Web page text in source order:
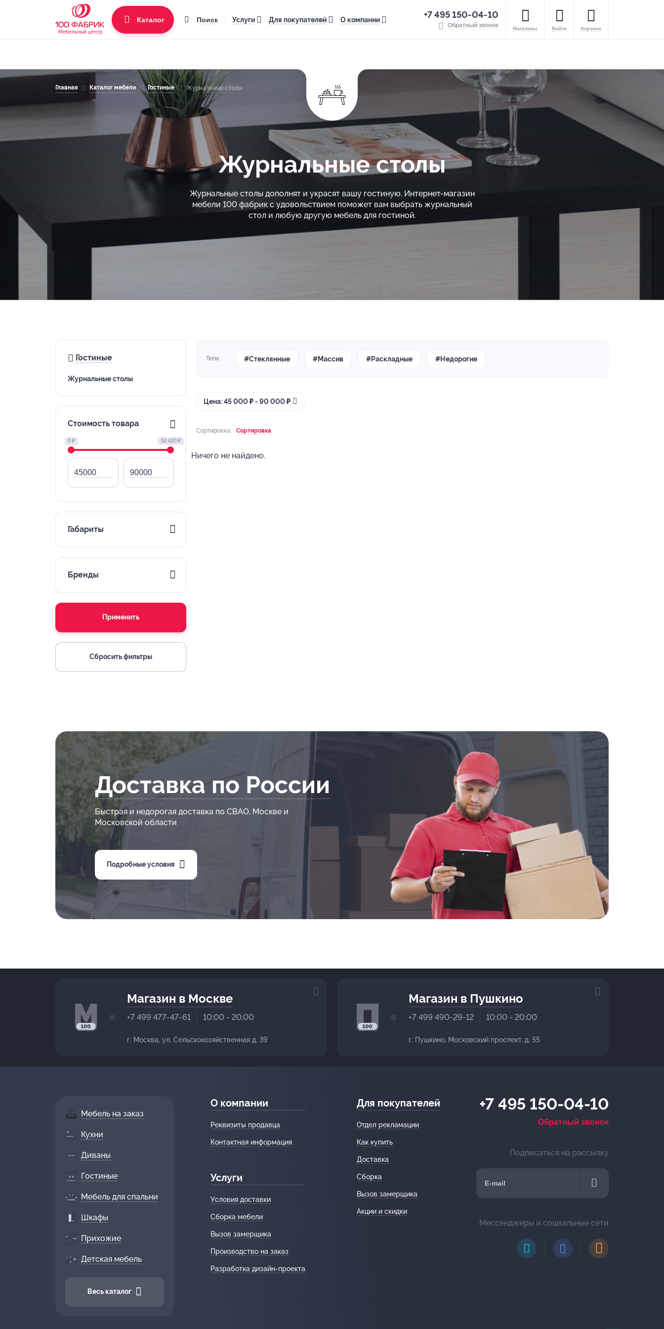
Мебельный центр
Каталог Поиск Услуги Для покупателей О компании +7 495 150-04-10
Обратный звонок Магазины Войти Корзина
Главная Каталог мебели Гостиные Журнальные столы
Журнальные столы
Журнальные столы дополнят и украсят вашу гостиную. Интернет-магазин
мебели 100 фабрик с удовольствием поможет вам выбрать журнальный
стол и любую другую мебель для гостиной.
Гостиные
Журнальные столы
Стоимость товара
0 ₽ 32 420 ₽
Габариты
Бренды
Применить
Сбросить фильтры
Теги: #Стеклянные #Массив #Раскладные #Недорогие
Цена: 45 000 ₽ - 90 000 ₽
Сортировка: Сортировка
Ничего не найдено.
Доставка по России
Быстрая и недорогая доставка по СВАО, Москве и
Московской области
Подробные условия
Магазин в Москве
+7 499 477-47-61 10:00 - 20:00
г. Москва, ул. Сельскохозяйственная д. 39
Магазин в Пушкино
+7 499 490-29-12 10:00 - 20:00
г. Пушкино, Московский проспект, д. 55
Мебель на заказ
Кухни
Диваны
Гостиные
Мебель для спальни
Шкафы
Прихожие
Детская мебель
Весь каталог
О компании
Реквизиты продавца
Контактная информация
Услуги
Условия доставки
Сборка мебели
Вызов замерщика
Производство на заказ
Разработка дизайн-проекта
Для покупателей
Отдел рекламации
Как купить
Доставка
Сборка
Вызов замерщика
Акции и скидки
+7 495 150-04-10
Обратный звонок
Подписаться на рассылку
Мессенджеры и социальные сети